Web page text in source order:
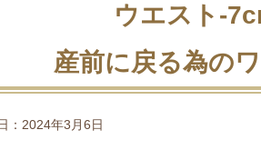
ウエスト-
産前に戻る為の
：2024年3月6日